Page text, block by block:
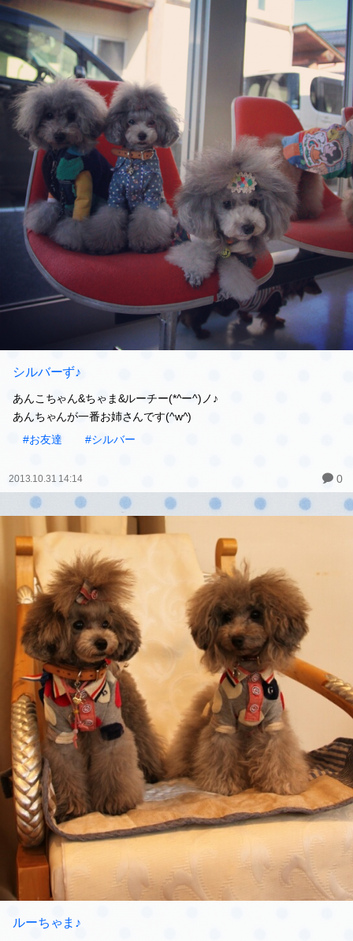
シルバーず♪
あんこちゃん&ちゃま&ルーチー(*^ー^)ノ♪
あんちゃんが一番お姉さんです(^w^)
#お友達
#シルバー
2013.10.31 14:14 0
ルーちゃま♪